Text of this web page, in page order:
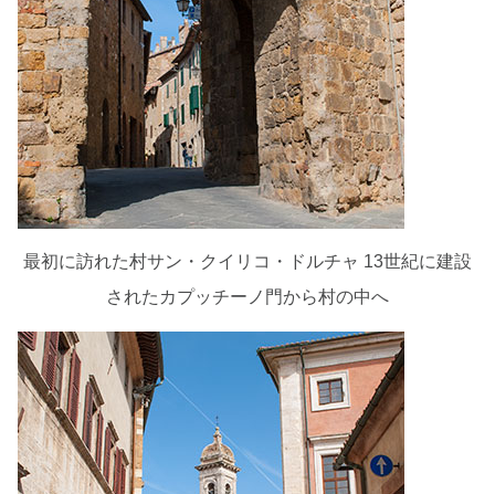
最初に訪れた村サン・クイリコ・ドルチャ 13世紀に建設
されたカプッチーノ門から村の中へ